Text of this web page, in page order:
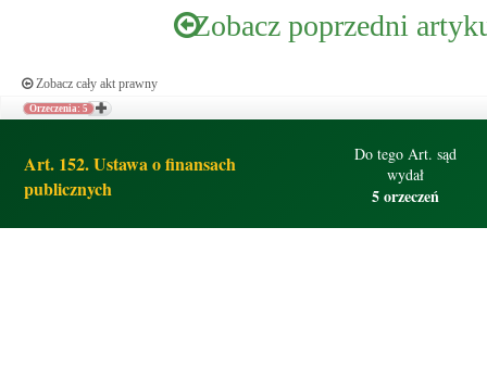
Zobacz poprzedni
Zobacz cały akt prawny
Orzeczenia: 5
Art. 152. Ustawa o finansach
publicznych
Do tego Art. sąd
wydał
5 orzeczeń